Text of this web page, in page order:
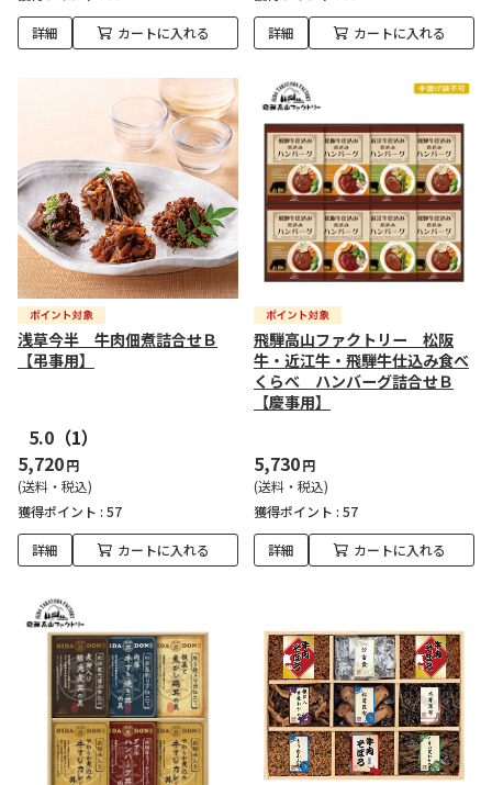
詳細 カートに入れる 詳細 カートに入れる
浅草今半 牛肉佃煮詰合せＢ
【弔事用】
5.0 （1）
5,720円
(送料・税込)
獲得ポイント : 57
詳細 カートに入れる
飛騨高山ファクトリー 松阪
牛・近江牛・飛騨牛仕込み食べ
くらべ ハンバーグ詰合せＢ
【慶事用】
5,730円
(送料・税込)
獲得ポイント : 57
詳細 カートに入れる